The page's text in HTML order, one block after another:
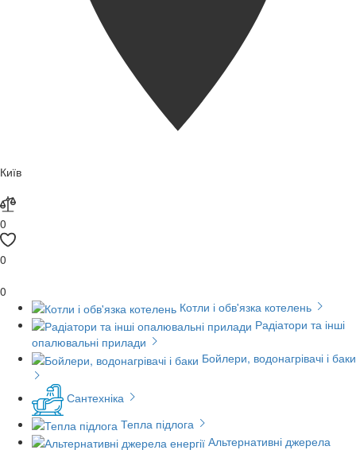
Київ
0
0
0
Котли і обв'язка котелень
Радіатори та інші
опалювальні прилади
Бойлери, водонагрівачі і баки
Сантехніка
Тепла підлога
Альтернативні джерела